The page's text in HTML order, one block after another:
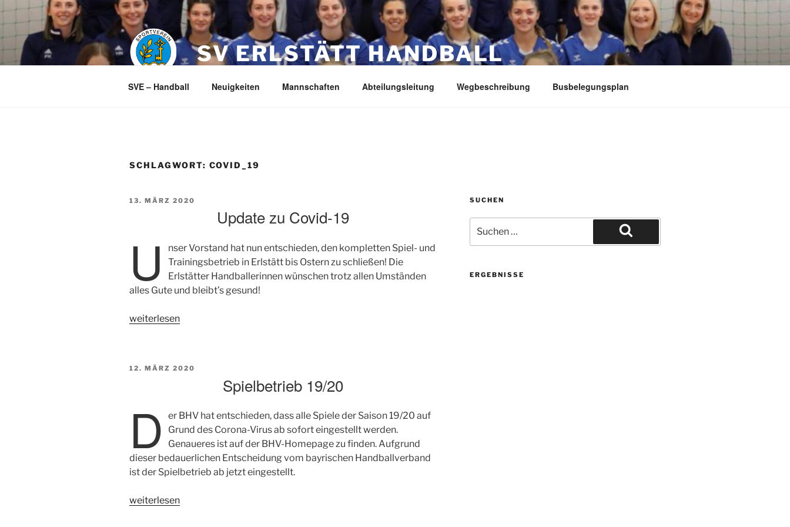
Zum
Inhalt
springen
SV ERLSTÄTT HANDBALL
SVE – Handball Neuigkeiten Mannschaften Abteilungsleitung Wegbeschreibung Busbelegungsplan
SCHLAGWORT: COVID_19
VERÖFFENTLICHT
13. MÄRZ 2020
Update zu Covid-19
U
nser Vorstand hat nun entschieden, den kompletten Spiel- und
Trainingsbetrieb in Erlstätt bis Ostern zu schließen! Die
Erlstätter Handballerinnen wünschen trotz allen Umständen
alles Gute und bleibt’s gesund!
„Update
weiterlesen
VERÖFFENTLICHT
12. MÄRZ 2020
Spielbetrieb 19/20
D
er BHV hat entschieden, dass alle Spiele der Saison 19/20 auf
Grund des Corona-Virus ab sofort eingestellt werden.
Genaueres ist auf der BHV-Homepage zu finden. Aufgrund
dieser bedauerlichen Entscheidung vom bayrischen Handballverband
ist der Spielbetrieb ab jetzt eingestellt.
„Spielbetrieb
weiterlesen
SUCHEN
nach:
Suchen
ERGEBNISSE